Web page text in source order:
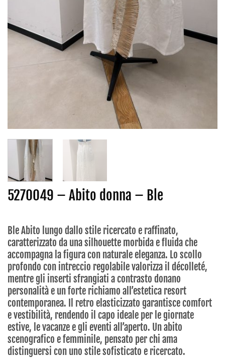
5270049 – Abito donna – Ble
Ble Abito lungo dallo stile ricercato e raffinato,
caratterizzato da una silhouette morbida e fluida che
accompagna la figura con naturale eleganza. Lo scollo
profondo con intreccio regolabile valorizza il décolleté,
mentre gli inserti sfrangiati a contrasto donano
personalità e un forte richiamo all’estetica resort
contemporanea. Il retro elasticizzato garantisce comfort
e vestibilità, rendendo il capo ideale per le giornate
estive, le vacanze e gli eventi all’aperto. Un abito
scenografico e femminile, pensato per chi ama
distinguersi con uno stile sofisticato e ricercato.